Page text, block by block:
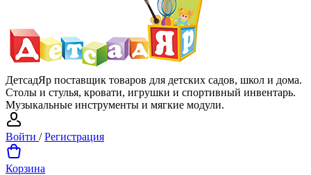
ДетсадЯр поставщик товаров для детских садов, школ и дома.
Столы и стулья, кровати, игрушки и спортивный инвентарь.
Музыкальные инструменты и мягкие модули.
Войти /Регистрация
Корзина